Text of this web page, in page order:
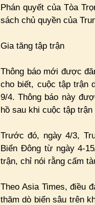
Phán quyết của Tòa
sách chủ quyền của
Gia tăng tập trận
Thông báo mới được
cho biết, cuộc tập trận
9/4. Thông báo này
hồ sau khi cuộc tập trận
Trước đó, ngày 4/3,
Biển Đông từ ngày 4-
trận, chỉ nói rằng cấm
Theo Asia Times, điều
thăm dò biển sâu trên